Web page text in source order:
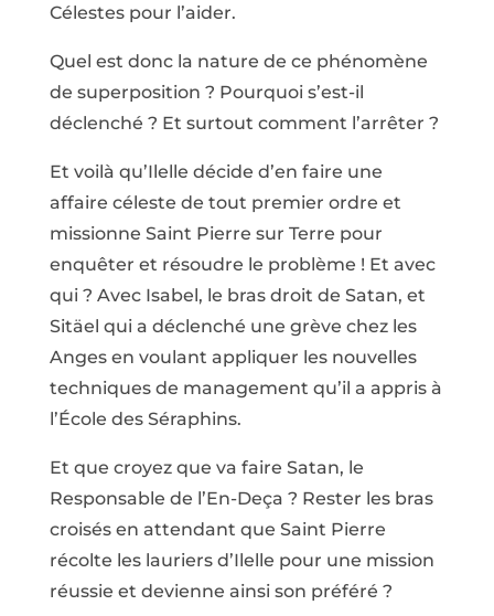
Célestes pour l’aider.
Quel est donc la nature de ce phénomène
de superposition ? Pourquoi s’est-il
déclenché ? Et surtout comment l’arrêter ?
Et voilà qu’Ilelle décide d’en faire une
affaire céleste de tout premier ordre et
missionne Saint Pierre sur Terre pour
enquêter et résoudre le problème ! Et avec
qui ? Avec Isabel, le bras droit de Satan, et
Sitäel qui a déclenché une grève chez les
Anges en voulant appliquer les nouvelles
techniques de management qu’il a appris à
l’École des Séraphins.
Et que croyez que va faire Satan, le
Responsable de l’En-Deça ? Rester les bras
croisés en attendant que Saint Pierre
récolte les lauriers d’Ilelle pour une mission
réussie et devienne ainsi son préféré ?